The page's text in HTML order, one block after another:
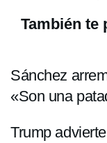
También te
Sánchez
«Son una
Trump